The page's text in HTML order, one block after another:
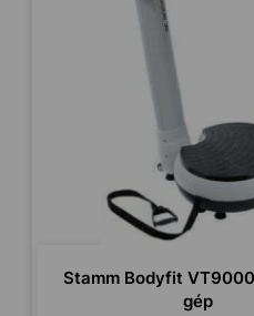
Stamm Bodyfit
gép